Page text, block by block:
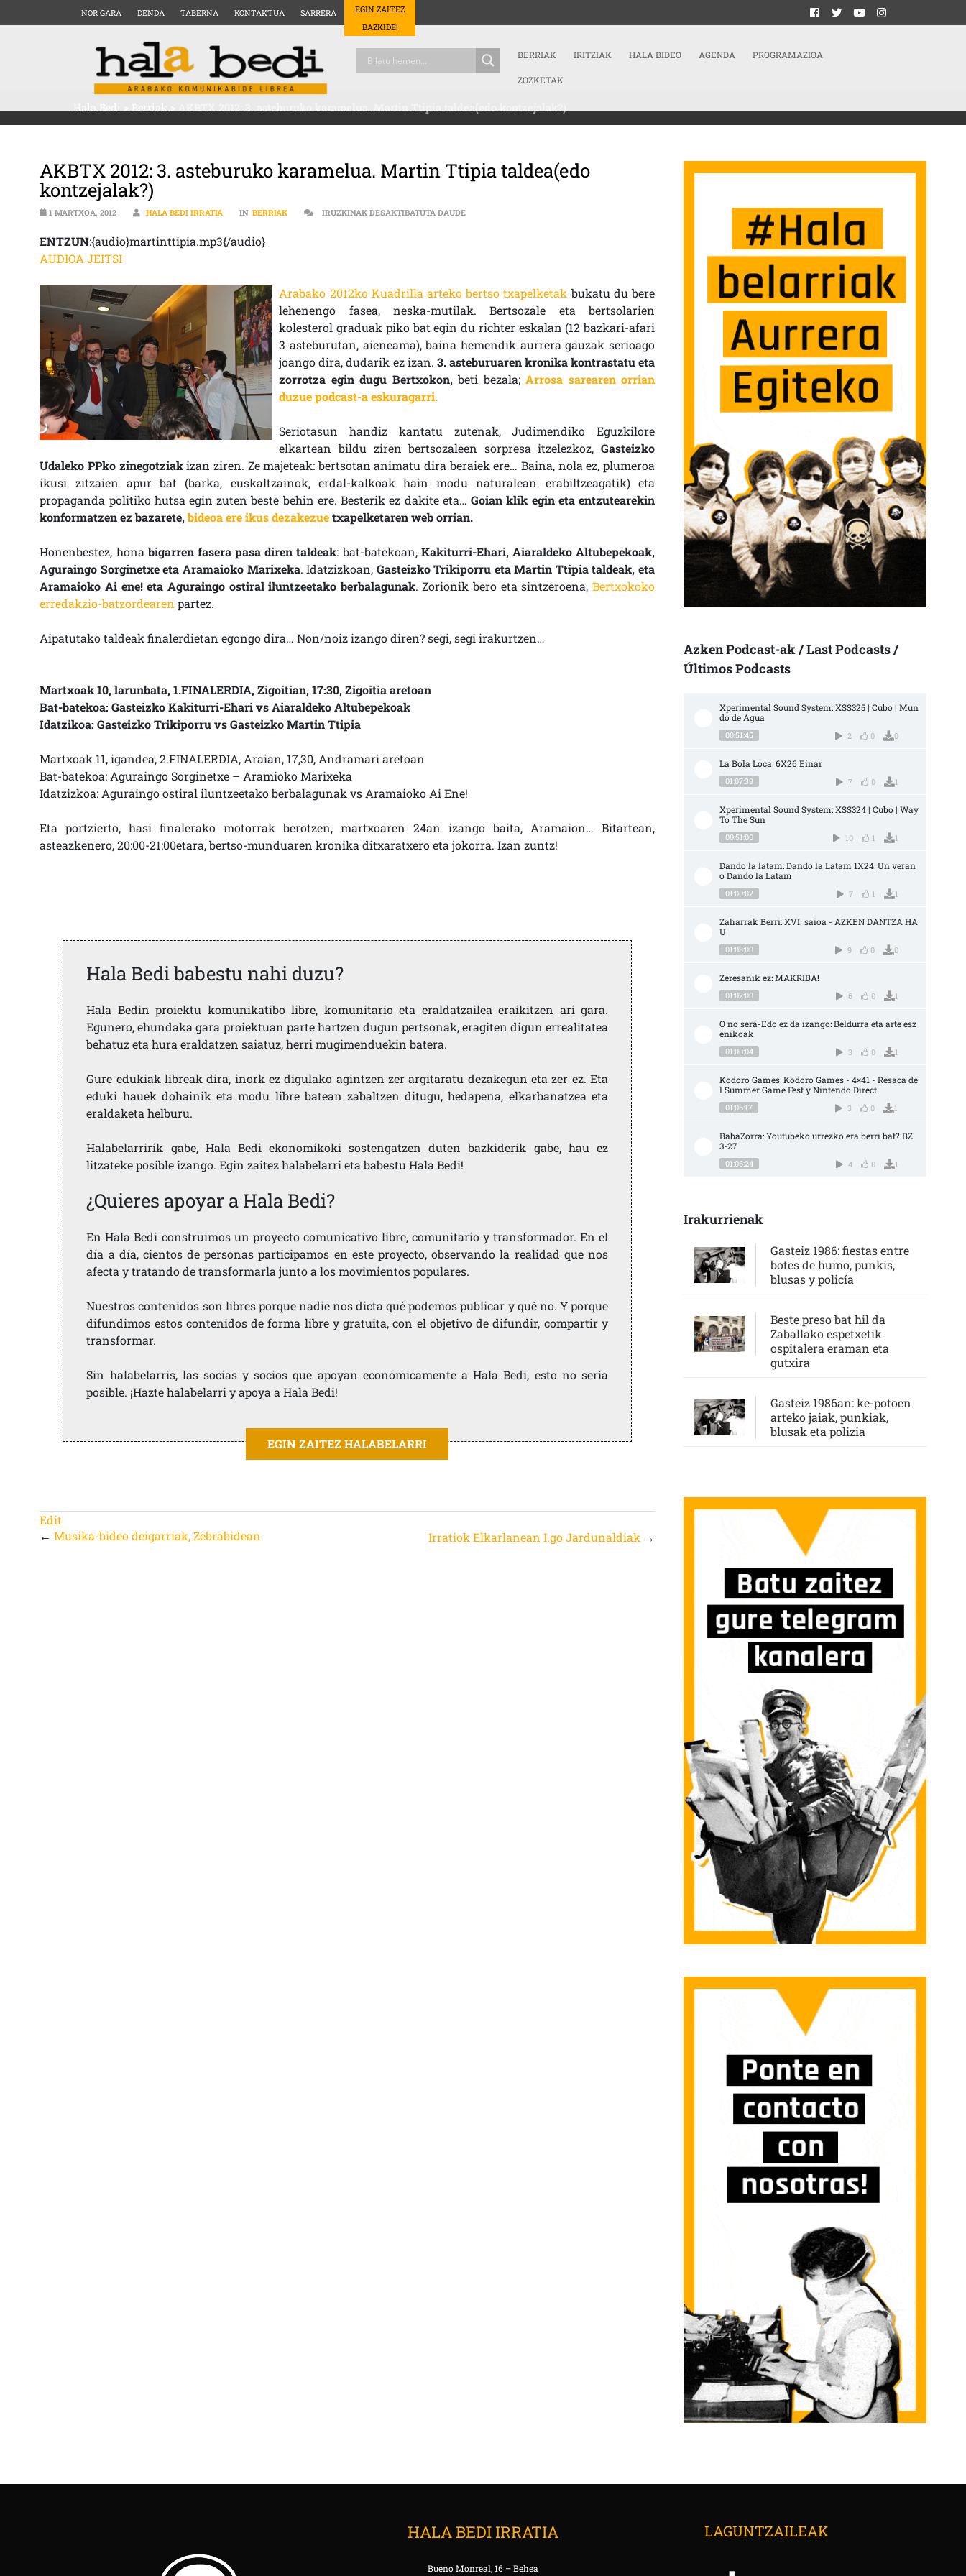
NOR GARA DENDA TABERNA KONTAKTUA SARRERA
EGIN ZAITEZ
BAZKIDE!
BERRIAK IRITZIAK HALA BIDEO AGENDA PROGRAMAZIOA
ZOZKETAK
Hala Bedi>Berriak>AKBTX 2012: 3. asteburuko karamelua. Martin Ttipia taldea(edo kontzejalak?)
AKBTX 2012: 3. asteburuko karamelua. Martin Ttipia taldea(edo
kontzejalak?)
1 MARTXOA, 2012 HALA BEDI IRRATIA IN BERRIAK IRUZKINAK DESAKTIBATUTA DAUDEAKBTX 2012: 3. ASTEBURUKO KARAMELUA. MARTIN TTIPIA TALDEA(EDO KONTZEJALAK?) SARRERAN
ENTZUN:{audio}martinttipia.mp3{/audio}
AUDIOA JEITSI
Arabako 2012ko Kuadrilla arteko bertso txapelketak bukatu du bere
lehenengo fasea, neska-mutilak. Bertsozale eta bertsolarien
kolesterol graduak piko bat egin du richter eskalan (12 bazkari-afari
3 asteburutan, aieneama), baina hemendik aurrera gauzak serioago
joango dira, dudarik ez izan. 3. asteburuaren kronika kontrastatu eta
zorrotza egin dugu Bertxokon,beti bezala;Arrosa sarearen orrian
duzue podcast-a eskuragarri.
Seriotasun handiz kantatu zutenak, Judimendiko Eguzkilore
elkartean bildu ziren bertsozaleen sorpresa itzelezkoz, Gasteizko
Udaleko PPko zinegotziakizan ziren. Ze majeteak: bertsotan animatu dira beraiek ere… Baina, nola ez, plumeroa
ikusi zitzaien apur bat (barka, euskaltzainok, erdal-kalkoak hain modu naturalean erabiltzeagatik) eta
propaganda politiko hutsa egin zuten beste behin ere. Besterik ez dakite eta…Goian klik egin eta entzutearekin
konformatzen ez bazarete,bideoa ere ikus dezakezuetxapelketaren web orrian.
Honenbestez, hona bigarren fasera pasa diren taldeak: bat-batekoan, Kakiturri-Ehari, Aiaraldeko Altubepekoak,
Aguraingo Sorginetxe eta Aramaioko Marixeka. Idatzizkoan, Gasteizko Trikiporru eta Martin Ttipia taldeak, eta
Aramaioko Ai ene! eta Aguraingo ostiral iluntzeetako berbalagunak. Zorionik bero eta sintzeroena, Bertxokoko
erredakzio-batzordearen partez.
Aipatutako taldeak finalerdietan egongo dira… Non/noiz izango diren? segi, segi irakurtzen…
Martxoak 10, larunbata, 1.FINALERDIA, Zigoitian, 17:30, Zigoitia aretoan
Bat-batekoa: Gasteizko Kakiturri-Ehari vs Aiaraldeko Altubepekoak
Idatzikoa: Gasteizko Trikiporru vs Gasteizko Martin Ttipia
Martxoak 11, igandea, 2.FINALERDIA, Araian, 17,30, Andramari aretoan
Bat-batekoa: Aguraingo Sorginetxe – Aramioko Marixeka
Idatzizkoa: Aguraingo ostiral iluntzeetako berbalagunak vs Aramaioko Ai Ene!
Eta portzierto, hasi finalerako motorrak berotzen, martxoaren 24an izango baita, Aramaion… Bitartean,
asteazkenero, 20:00-21:00etara, bertso-munduaren kronika ditxaratxero eta jokorra. Izan zuntz!
Hala Bedi babestu nahi duzu?
Hala Bedin proiektu komunikatibo libre, komunitario eta eraldatzailea eraikitzen ari gara.
Egunero, ehundaka gara proiektuan parte hartzen dugun pertsonak, eragiten digun errealitatea
behatuz eta hura eraldatzen saiatuz, herri mugimenduekin batera.
Gure edukiak libreak dira, inork ez digulako agintzen zer argitaratu dezakegun eta zer ez. Eta
eduki hauek dohainik eta modu libre batean zabaltzen ditugu, hedapena, elkarbanatzea eta
eraldaketa helburu.
Halabelarririk gabe, Hala Bedi ekonomikoki sostengatzen duten bazkiderik gabe, hau ez
litzateke posible izango. Egin zaitez halabelarri eta babestu Hala Bedi!
¿Quieres apoyar a Hala Bedi?
En Hala Bedi construimos un proyecto comunicativo libre, comunitario y transformador. En el
día a día, cientos de personas participamos en este proyecto, observando la realidad que nos
afecta y tratando de transformarla junto a los movimientos populares.
Nuestros contenidos son libres porque nadie nos dicta qué podemos publicar y qué no. Y porque
difundimos estos contenidos de forma libre y gratuita, con el objetivo de difundir, compartir y
transformar.
Sin halabelarris, las socias y socios que apoyan económicamente a Hala Bedi, esto no sería
posible. ¡Hazte halabelarri y apoya a Hala Bedi!
EGIN ZAITEZ HALABELARRI
Edit
←Musika-bideo deigarriak, Zebrabidean Irratiok Elkarlanean I.go Jardunaldiak →
Azken Podcast-ak / Last Podcasts /
Últimos Podcasts
Xperimental Sound System: XSS325 | Cubo | Mun
do de Agua
00:51:45 2 0 0
La Bola Loca: 6X26 Einar
01:07:39 7 0 1
Xperimental Sound System: XSS324 | Cubo | Way
To The Sun
00:51:00 10 1 1
Dando la latam: Dando la Latam 1X24: Un veran
o Dando la Latam
01:00:02 7 1 1
Zaharrak Berri: XVI. saioa - AZKEN DANTZA HA
U
01:08:00 9 0 0
Zeresanik ez: MAKRIBA!
01:02:00 6 0 1
O no será-Edo ez da izango: Beldurra eta arte esz
enikoak
01:00:04 3 0 1
Kodoro Games: Kodoro Games - 4×41 - Resaca de
l Summer Game Fest y Nintendo Direct
01:06:17 3 0 1
BabaZorra: Youtubeko urrezko era berri bat? BZ
3-27
01:06:24 4 0 1
Irakurrienak
Gasteiz 1986: fiestas entre
botes de humo, punkis,
blusas y policía
Beste preso bat hil da
Zaballako espetxetik
ospitalera eraman eta
gutxira
Gasteiz 1986an: ke-potoen
arteko jaiak, punkiak,
blusak eta polizia
HALA BEDI IRRATIA
Bueno Monreal, 16 – Behea
LAGUNTZAILEAK